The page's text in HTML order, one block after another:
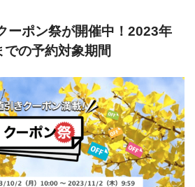
ーポン祭が開催中！2023年
の予約対象期間